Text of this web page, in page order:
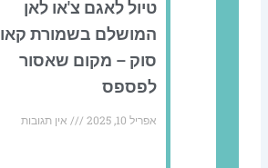
טיול לאגם צ'או לאן
המושלם בשמורת קאו
סוק – מקום שאסור
לפספס
אפריל 10, 2025 אין תגובות